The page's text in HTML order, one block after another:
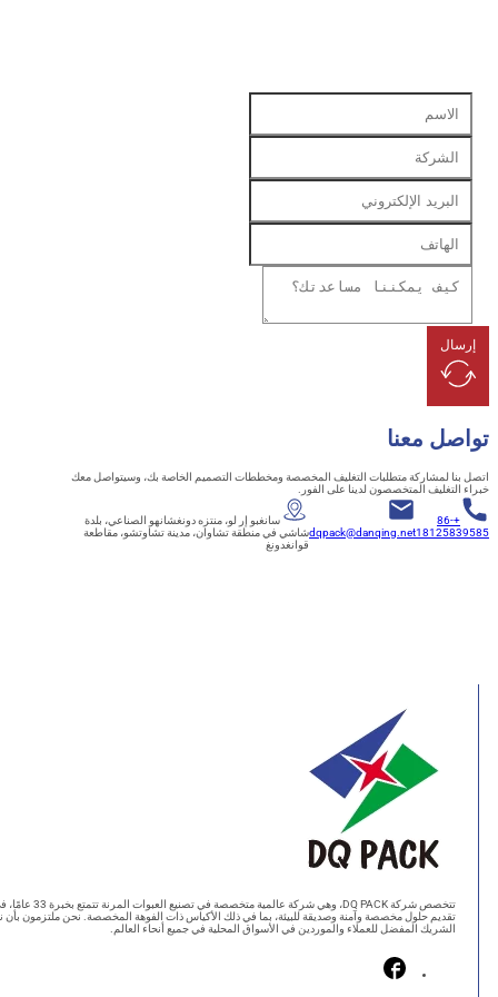
معنا
لمشاركة متطلبات التغليف المخصصة ومخططات التصميم الخاصة بك، وسيتواصل معك
المتخصصون لدينا على الفور.
+86-
dqpack@danqing.net
سانغبو إر لو، منتزه دونغشانهو الصناعي، بلدة
شاشي في منطقة تشاوان، مدينة تشاوتشو، مقاطعة
تتخصص شركة DQ PACK، وهي شركة عالمية متخصصة في تصنيع العبوات المرنة تتمتع بخبرة 33 عامًا، في
حلول مخصصة وآمنة وصديقة للبيئة، بما في ذلك الأكياس ذات الفوهة المخصصة. نحن ملتزمون بأن نكون
المفضل للعملاء والموردين في الأسواق المحلية في جميع أنحاء العالم.